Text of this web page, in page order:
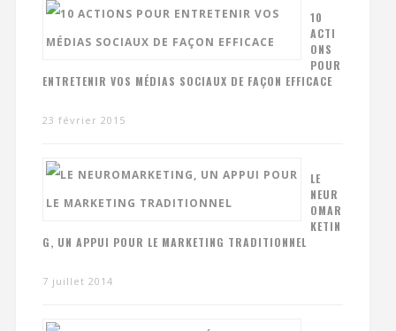
10
ACTI
ONS
POUR
ENTRETENIR VOS MÉDIAS SOCIAUX DE FAÇON EFFICACE
23 février 2015
LE
NEUR
OMAR
KETIN
G, UN APPUI POUR LE MARKETING TRADITIONNEL
7 juillet 2014